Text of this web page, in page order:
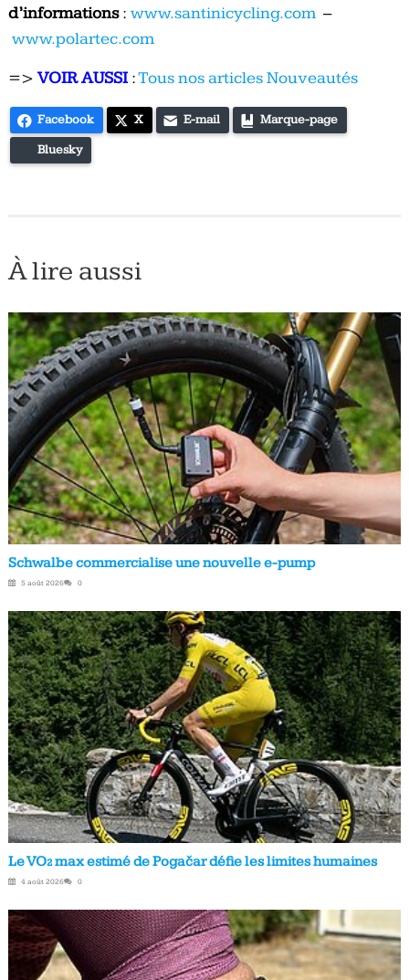
d’informations: www.santinicycling.com–
www.polartec.com
=>VOIR AUSSI:Tous nos articles Nouveautés
Facebook X E-mail Marque-page
Bluesky
À lire aussi
Schwalbe commercialise une nouvelle e-pump
5 août 2026 0
Le VO₂ max estimé de Pogačar défie les limites humaines
4 août 2026 0